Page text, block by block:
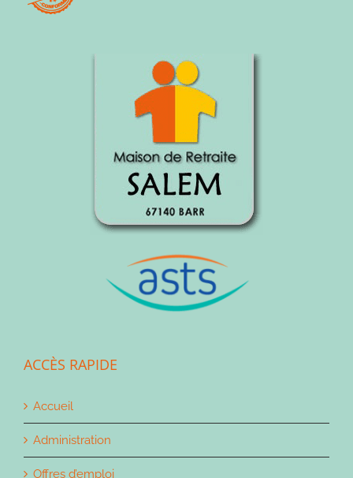
ACCÈS RAPIDE
Accueil
Administration
Offres d’emploi